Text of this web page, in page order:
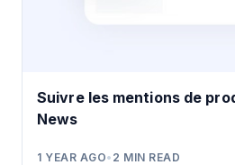
Suivre les mentions de
News
1 YEAR AGO• 2 MIN READ